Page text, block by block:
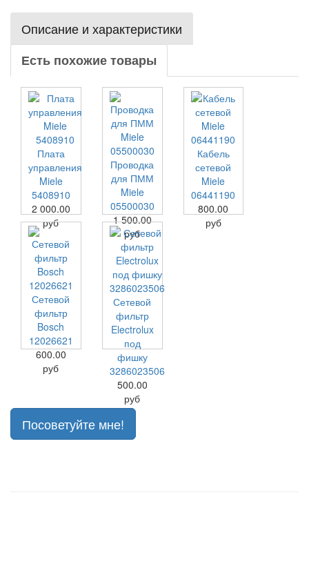
Описание и характеристики
Есть похожие товары
Плата
управления
Miele
5408910
2 000.00
руб
Проводка
для ПММ
Miele
05500030
1 500.00
руб
Кабель
сетевой
Miele
06441190
800.00
руб
Сетевой
фильтр
Bosch
12026621
600.00
руб
Сетевой
фильтр
Electrolux
под
фишку
3286023506
500.00
руб
Посоветуйте мне!